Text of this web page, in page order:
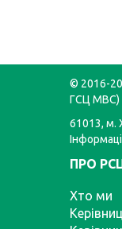
© 2016-
ГСЦ МВС)
61013, м.
ПРО
Хто ми